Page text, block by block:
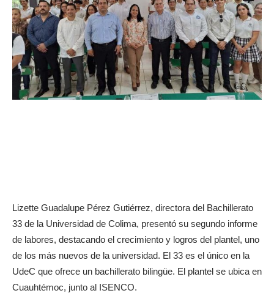
Lizette Guadalupe Pérez Gutiérrez, directora del Bachillerato
33 de la Universidad de Colima, presentó su segundo informe
de labores, destacando el crecimiento y logros del plantel, uno
de los más nuevos de la universidad. El 33 es el único en la
UdeC que ofrece un bachillerato bilingüe. El plantel se ubica en
Cuauhtémoc, junto al ISENCO.